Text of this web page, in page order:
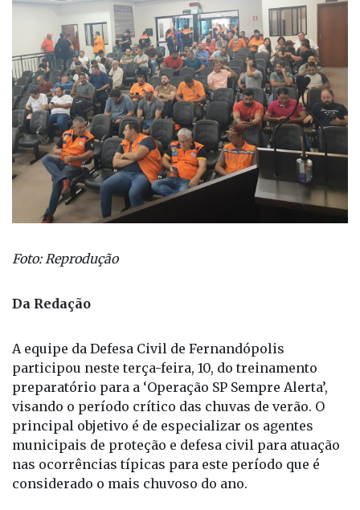
Foto: Reprodução
Da Redação
A equipe da Defesa Civil de Fernandópolis
participou neste terça-feira, 10, do treinamento
preparatório para a ‘Operação SP Sempre Alerta’,
visando o período crítico das chuvas de verão. O
principal objetivo é de especializar os agentes
municipais de proteção e defesa civil para atuação
nas ocorrências típicas para este período que é
considerado o mais chuvoso do ano.